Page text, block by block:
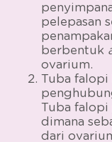
pelepasan
berbentuk
ovarium.
Tuba falopi
Tuba falopi
dimana
dari